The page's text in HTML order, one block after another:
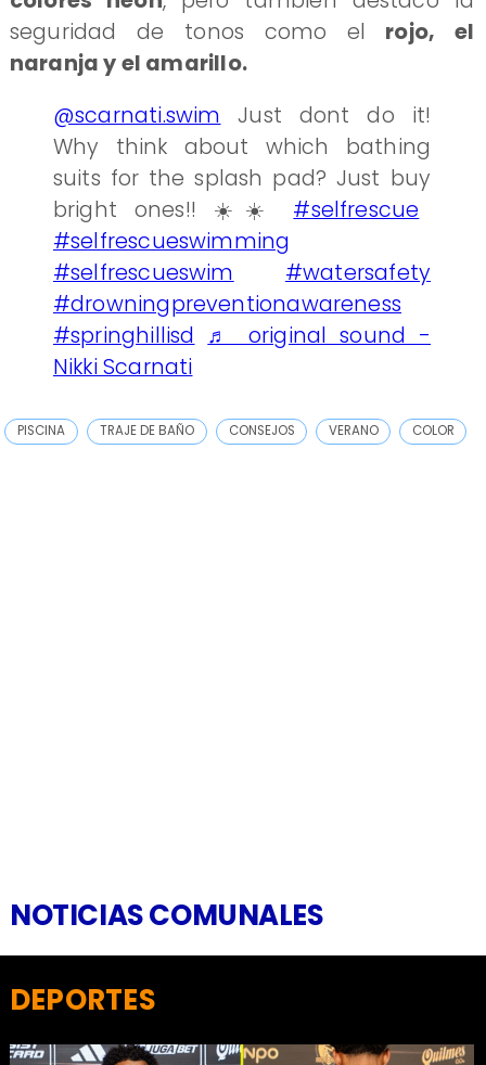
seguridad de tonos como el rojo, el
naranja y el amarillo.
@scarnati.swim Just dont do it!
Why think about which bathing
suits for the splash pad? Just buy
bright ones!! ☀️☀️ #selfrescue
#selfrescueswimming
#selfrescueswim
#watersafety
#drowningpreventionawareness
#springhillisd ♬ original sound -
Nikki Scarnati
PISCINA TRAJE DE BAÑO CONSEJOS VERANO COLOR
NOTICIAS COMUNALES
DEPORTES